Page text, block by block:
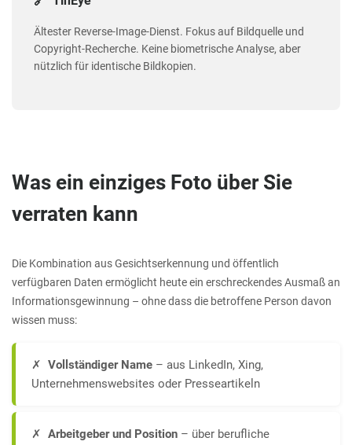
Ältester Reverse-Image-Dienst. Fokus auf Bildquelle und
Copyright-Recherche. Keine biometrische Analyse, aber
nützlich für identische Bildkopien.
Was ein einziges Foto über Sie
verraten kann
Die Kombination aus Gesichtserkennung und öffentlich
verfügbaren Daten ermöglicht heute ein erschreckendes Ausmaß an
Informationsgewinnung – ohne dass die betroffene Person davon
wissen muss:
✗ Vollständiger Name – aus LinkedIn, Xing,
Unternehmenswebsites oder Presseartikeln
✗ Arbeitgeber und Position – über berufliche